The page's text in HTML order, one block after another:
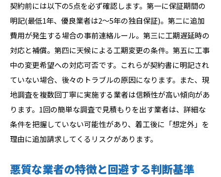
契約前には以下の5点を必ず確認します。第一に保証期間の
明記(最低1年、優良業者は2〜5年の独自保証)。第二に追加
費用が発生する場合の事前連絡ルール。第三に工期遅延時の
対応と補償。第四に天候による工期変更の条件。第五に工事
中の変更希望への対応可否です。これらが契約書に明記され
ていない場合、後々のトラブルの原因になります。また、現
地調査を複数回丁寧に実施する業者は信頼性が高い傾向があ
ります。1回の簡単な調査で見積もりを出す業者は、詳細な
条件を把握していない可能性があり、着工後に「想定外」を
理由に追加請求してくるリスクがあります。
悪質な業者の特徴と回避する判断基準